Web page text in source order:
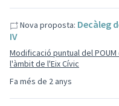
Fa més de 2 anys
Nova proposta: Decàleg
IV
Modificació puntual del
l'àmbit de l'Eix Cívic